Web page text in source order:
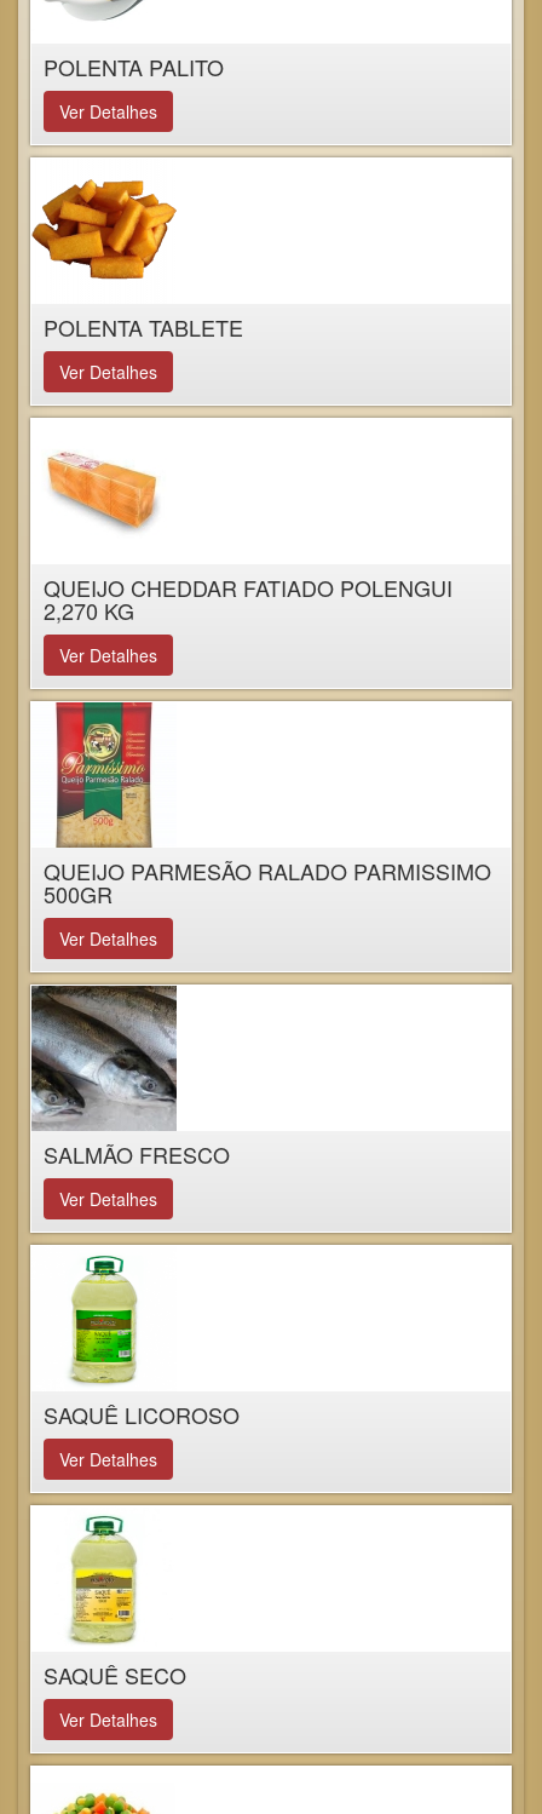
POLENTA PALITO
Ver Detalhes
POLENTA TABLETE
Ver Detalhes
QUEIJO CHEDDAR FATIADO POLENGUI
2,270 KG
Ver Detalhes
QUEIJO PARMESÃO RALADO PARMISSIMO
500GR
Ver Detalhes
SALMÃO FRESCO
Ver Detalhes
SAQUÊ LICOROSO
Ver Detalhes
SAQUÊ SECO
Ver Detalhes